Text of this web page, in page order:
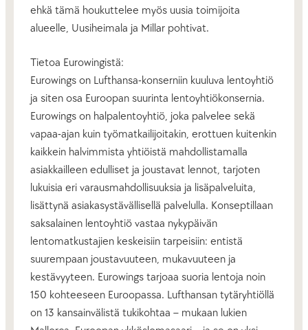
ehkä tämä houkuttelee myös uusia toimijoita
alueelle, Uusiheimala ja Millar pohtivat.
Tietoa Eurowingistä:
Eurowings on Lufthansa-konserniin kuuluva lentoyhtiö
ja siten osa Euroopan suurinta lentoyhtiökonsernia.
Eurowings on halpalentoyhtiö, joka palvelee sekä
vapaa-ajan kuin työmatkailijoitakin, erottuen kuitenkin
kaikkein halvimmista yhtiöistä mahdollistamalla
asiakkailleen edulliset ja joustavat lennot, tarjoten
lukuisia eri varausmahdollisuuksia ja lisäpalveluita,
lisättynä asiakasystävällisellä palvelulla. Konseptillaan
saksalainen lentoyhtiö vastaa nykypäivän
lentomatkustajien keskeisiin tarpeisiin: entistä
suurempaan joustavuuteen, mukavuuteen ja
kestävyyteen. Eurowings tarjoaa suoria lentoja noin
150 kohteeseen Euroopassa. Lufthansan tytäryhtiöllä
on 13 kansainvälistä tukikohtaa – mukaan lukien